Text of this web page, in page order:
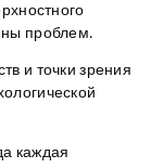
проблем.
и точки зрения
каждая